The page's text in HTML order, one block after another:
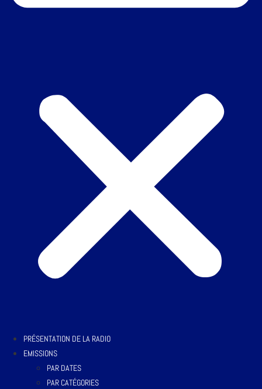
PRÉSENTATION DE LA RADIO
EMISSIONS
PAR DATES
PAR CATÉGORIES